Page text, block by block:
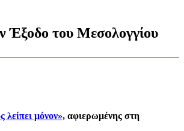
Έξοδο του Μεσολογγίου
λείπει μόνον», αφιερωμένης στη